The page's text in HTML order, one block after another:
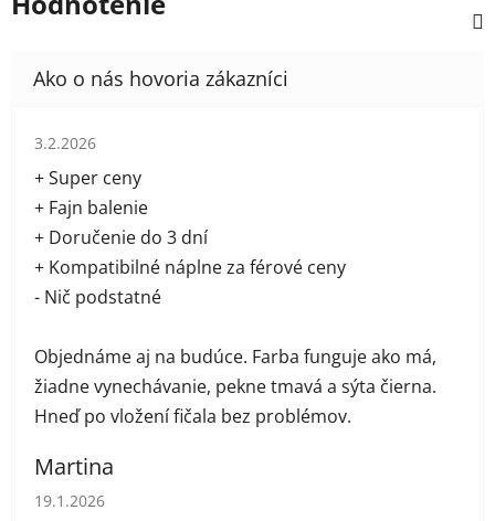
Hodnotenie obchodu je 5 z 5 hviezdičiek.
3.2.2026
+ Super ceny
+ Fajn balenie
+ Doručenie do 3 dní
+ Kompatibilné náplne za férové ceny
- Nič podstatné
Objednáme aj na budúce. Farba funguje ako má,
žiadne vynechávanie, pekne tmavá a sýta čierna.
Hneď po vložení fičala bez problémov.
Martina
Hodnotenie obchodu je 5 z 5 hviezdičiek.
19.1.2026